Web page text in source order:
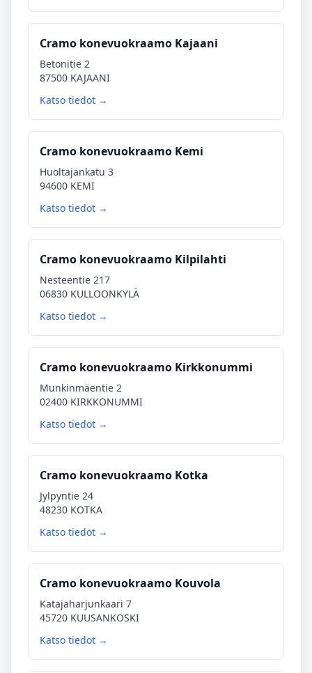
Cramo konevuokraamo Kajaani
Betonitie 2
87500 KAJAANI
Katso tiedot →
Cramo konevuokraamo Kemi
Huoltajankatu 3
94600 KEMI
Katso tiedot →
Cramo konevuokraamo Kilpilahti
Nesteentie 217
06830 KULLOONKYLÄ
Katso tiedot →
Cramo konevuokraamo Kirkkonummi
Munkinmäentie 2
02400 KIRKKONUMMI
Katso tiedot →
Cramo konevuokraamo Kotka
Jylpyntie 24
48230 KOTKA
Katso tiedot →
Cramo konevuokraamo Kouvola
Katajaharjunkaari 7
45720 KUUSANKOSKI
Katso tiedot →